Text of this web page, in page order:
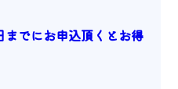
までにお申込頂くとお得